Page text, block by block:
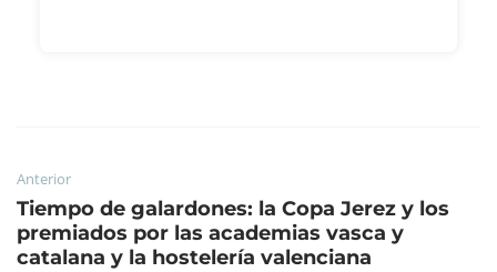
Anterior
Tiempo de galardones: la Copa Jerez y los
premiados por las academias vasca y
catalana y la hostelería valenciana